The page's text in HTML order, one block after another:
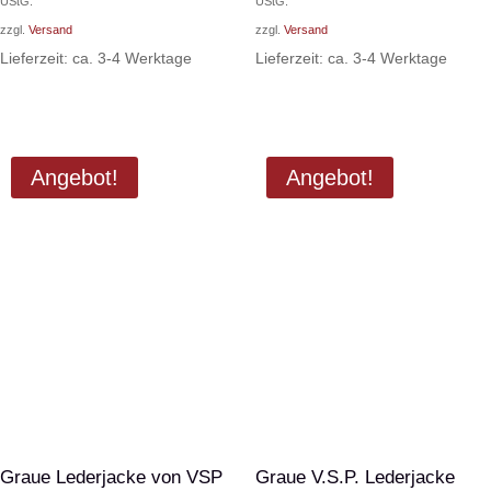
440,00 €
zzgl. Versand
Lieferzeit: ca. 3-4 Werktage
zzgl. Versand
Lieferzeit: ca. 3-4 Werktage
Angebot!
Graue Lederjacke von VSP
Angebot!
Graue V.S.P. Lederjacke